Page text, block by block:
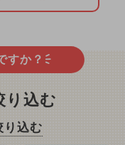
すか？
り込む
り込む